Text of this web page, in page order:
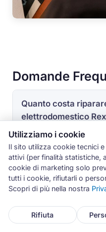
Domande
Quanto costa
elettrodomestico
Riparate Rex anche
In quanto tempo
La mia lavastoviglie
Utilizziamo i cookie
Il sito utilizza cookie tecnici
attivi (per finalità statistiche,
cookie di marketing solo
tutti i cookie, rifiutarli o
Scopri di più nella nostra
Rifiuta